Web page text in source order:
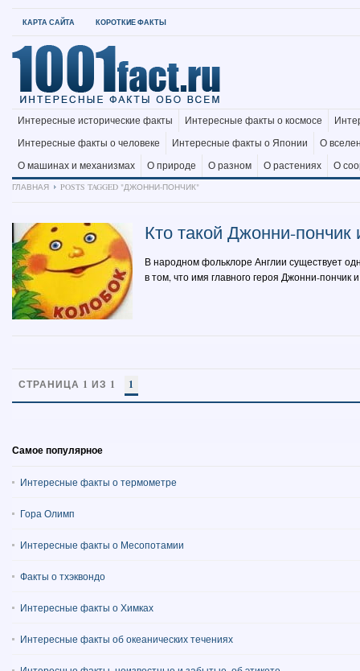
КАРТА САЙТА КОРОТКИЕ ФАКТЫ
Интересные исторические факты Интересные факты о космосе
Интересные факты о человеке
Интересные факты о Японии
О
О машинах и механизмах
О природе О разном О растениях
О
ГЛАВНАЯ
POSTS TAGGED "ДЖОННИ-ПОНЧИК"
Кто такой Джонни-пончик
В народном фольклоре Англии существует
в том, что имя главного героя Джонни-пончик
СТРАНИЦА 1 ИЗ 1 1
Самое популярное
Интересные факты о термометре
Гора Олимп
Интересные факты о Месопотамии
Факты о тхэквондо
Интересные факты о Химках
Интересные факты об океанических течениях